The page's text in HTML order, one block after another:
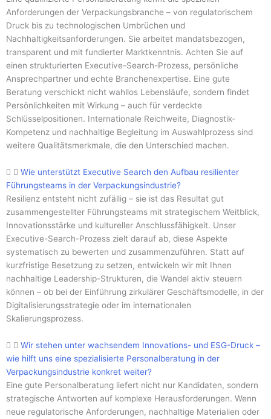
Anforderungen der Verpackungsbranche – von regulatorischem
Druck bis zu technologischen Umbrüchen und
Nachhaltigkeitsanforderungen. Sie arbeitet mandatsbezogen,
transparent und mit fundierter Marktkenntnis. Achten Sie auf
einen strukturierten Executive-Search-Prozess, persönliche
Ansprechpartner und echte Branchenexpertise. Eine gute
Beratung verschickt nicht wahllos Lebensläufe, sondern findet
Persönlichkeiten mit Wirkung – auch für verdeckte
Schlüsselpositionen. Internationale Reichweite, Diagnostik-
Kompetenz und nachhaltige Begleitung im Auswahlprozess sind
weitere Qualitätsmerkmale, die den Unterschied machen.
Wie unterstützt Executive Search den Aufbau resilienter
Führungsteams in der Verpackungsindustrie?
Resilienz entsteht nicht zufällig – sie ist das Resultat gut
zusammengestellter Führungsteams mit strategischem Weitblick,
Innovationsstärke und kultureller Anschlussfähigkeit. Unser
Executive-Search-Prozess zielt darauf ab, diese Aspekte
systematisch zu bewerten und zusammenzuführen. Statt auf
kurzfristige Besetzung zu setzen, entwickeln wir mit Ihnen
nachhaltige Leadership-Strukturen, die Wandel aktiv steuern
können – ob bei der Einführung zirkulärer Geschäftsmodelle, in der
Digitalisierungsstrategie oder im internationalen
Skalierungsprozess.
Wir stehen unter wachsendem Innovations- und ESG-Druck –
wie hilft uns eine spezialisierte Personalberatung in der
Verpackungsindustrie konkret weiter?
Eine gute Personalberatung liefert nicht nur Kandidaten, sondern
strategische Antworten auf komplexe Herausforderungen. Wenn
neue regulatorische Anforderungen, nachhaltige Materialien oder